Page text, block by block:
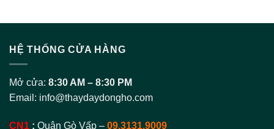
HỆ THỐNG CỬA HÀNG
Mở cửa: 8:30 AM – 8:30 PM
Email: info@thaydaydongho.com
CN1 : Quận Gò Vấp – 09.3131.9009